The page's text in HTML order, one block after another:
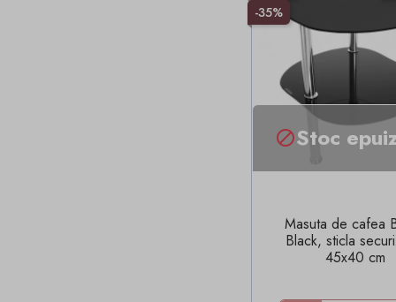
-35%
Stoc
Masuta de cafea
Black, sticla
45x40 cm